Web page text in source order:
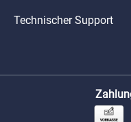
Technischer Support